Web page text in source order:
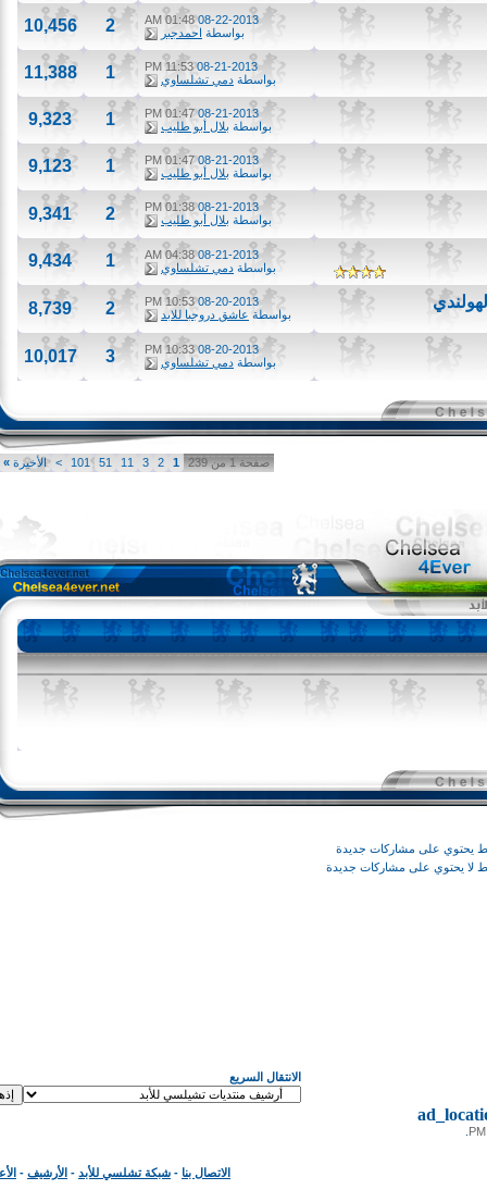
08-22-2013
01:48 AM
بواسطةاحمدجبر 2
10,456
08-21-2013
11:53 PM
بواسطةدمي تشلساوي 1
11,388
08-21-2013
01:47 PM
بواسطةبلال أبو طليب 1
9,323
08-21-2013
01:47 PM
بواسطةبلال أبو طليب 1
9,123
08-21-2013
01:38 PM
بواسطةبلال أبو طليب 2
9,341
08-21-2013
04:38 AM
بواسطةدمي تشلساوي 1
9,434
08-20-2013
10:53 PM
بواسطةعاشق دروجبا للابد 2
8,739
08-20-2013
10:33 PM
بواسطةدمي تشلساوي 3
10,017
صفحة 1 من 239 1
2
11
51
101
> الأخيرة»
على مشاركات جديدة
على مشاركات جديدة
الانتقال السريع
الاتصال بنا- شبكة تشلسي للأبد -الأرشيف-الأعلى